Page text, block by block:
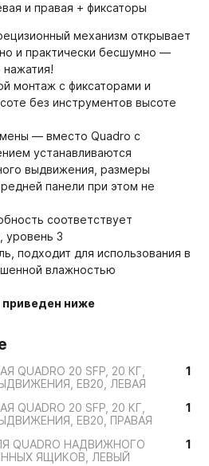
и правая + фиксаторы
механизм открывает
и практически бесшумно —
нажатия!
монтаж с фиксаторами и
без инструментов высоте
— вместо Quadro с
устанавливаются
выдвижения, размеры
панели при этом не
соответствует
уровень 3
подходит для использования в
влажностью
приведен ниже
20 SFP, 20 КГ,
EB20, ЛЕВАЯ
1
20 SFP, 20 КГ,
EB20, ПРАВАЯ
1
QUADRO НАДВИЖНОГО
ЯЩИКОВ, ЛЕВЫЙ
1